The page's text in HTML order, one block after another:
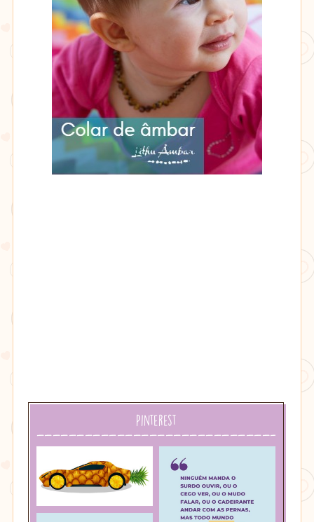
Pinterest